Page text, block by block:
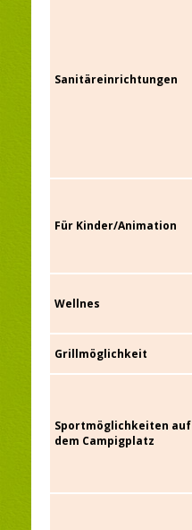
Sanitäreinrichtungen
Für Kinder/Animation
Wellnes
Grillmöglichkeit
Sportmöglichkeiten auf
dem Campigplatz